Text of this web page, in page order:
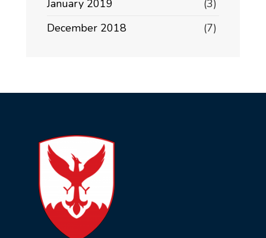
January 2019
(3)
December 2018
(7)